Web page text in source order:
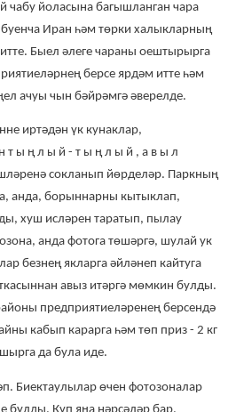
чабу йоласына багышланган чара
Иран һәм төрки халыкларның
Быел әлеге чараны оештырырга
берсе ярдәм итте һәм
ачуы чын бәйрәмгә әверелде.
иртәдән үк кунаклар,
т ы ң л ы й - т ы ң л ы й , а в ы л
сокланып йөрделәр. Паркның
анда, борыннарны кытыклап,
хуш исләрен таратып, пылау
анда фотога төшәргә, шулай ук
безнең якларга әйләнеп кайтуга
авыз итәргә мөмкин булды.
предприятиеләренең берсендә
кабып карарга һәм төп приз - 2 кг
да була иде.
Биектаулылар өчен фотозоналар